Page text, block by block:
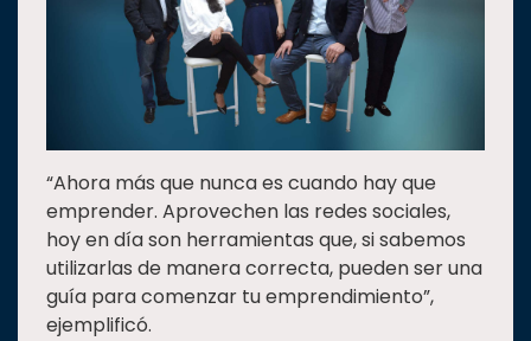
“Ahora más que nunca es cuando hay que
emprender. Aprovechen las redes sociales,
hoy en día son herramientas que, si sabemos
utilizarlas de manera correcta, pueden ser una
guía para comenzar tu emprendimiento”,
ejemplificó.